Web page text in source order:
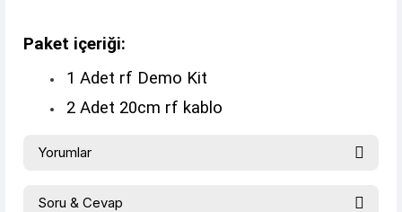
Paket içeriği:
1 Adet rf Demo Kit
2 Adet 20cm rf kablo
Yorumlar
Soru & Cevap